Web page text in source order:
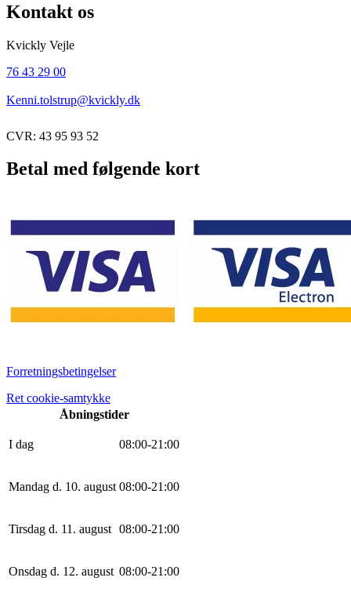
Kontakt os
Kvickly Vejle
76 43 29 00
Kenni.tolstrup@kvickly.dk
CVR: 43 95 93 52
Betal med følgende kort
Forretningsbetingelser
Ret cookie-samtykke
Åbningstider
I dag 08:00-21 :00
Mandag d. 10. august 08:00-21 :00
Tirsdag d. 11. august 08:00-21 :00
Onsdag d. 12. august 08:00-21 :00